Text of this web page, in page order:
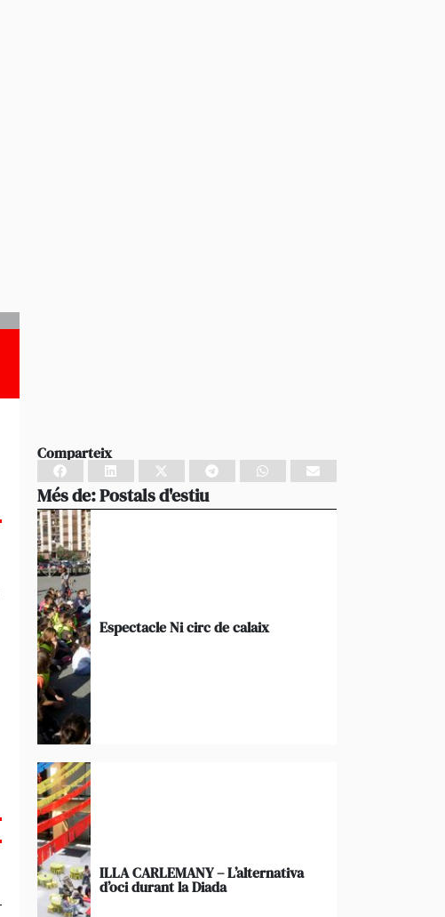
Comparteix
Més de:Postals d'estiu
Espectacle Ni circ de calaix
ILLA CARLEMANY – L’alternativa
d’oci durant la Diada